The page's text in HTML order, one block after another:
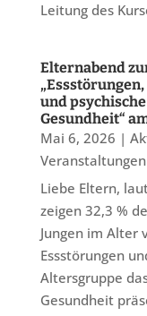
Leitung des
Elternabend
und psychische
Gesundheit“
Mai 6, 2026 |
Veranstaltungen
Liebe Eltern,
zeigen 32,3 %
Jungen im Alter
Essstörungen
Altersgruppe
Gesundheit